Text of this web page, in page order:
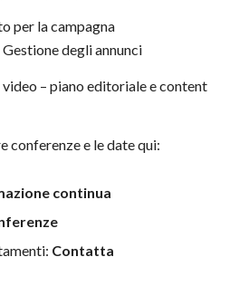
per la campagna
degli annunci
– piano editoriale e content
conferenze e le date qui:
continua
Contatta